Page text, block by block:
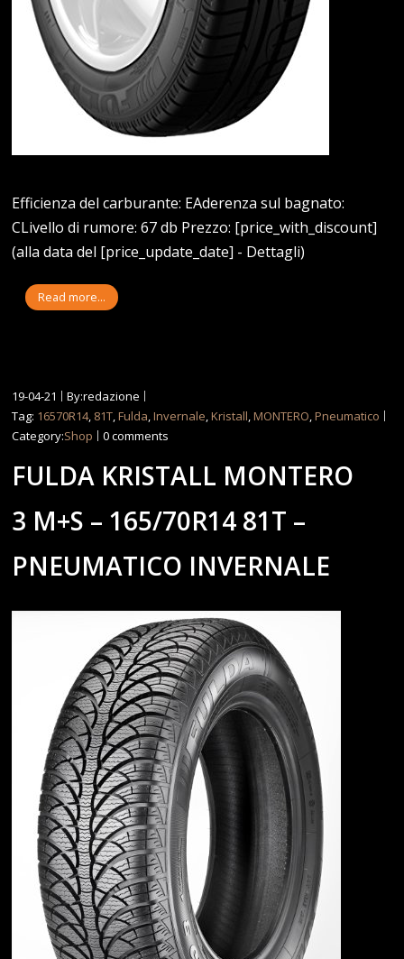
Efficienza del carburante: EAderenza sul bagnato:
CLivello di rumore: 67 db Prezzo: [price_with_discount]
(alla data del [price_update_date] - Dettagli)
Read more...
19-04-21
By:redazione
Tag: 16570R14, 81T,Fulda,Invernale,Kristall,MONTERO,Pneumatico
Category:Shop 0 comments
FULDA KRISTALL MONTERO
3 M+S – 165/70R14 81T –
PNEUMATICO INVERNALE